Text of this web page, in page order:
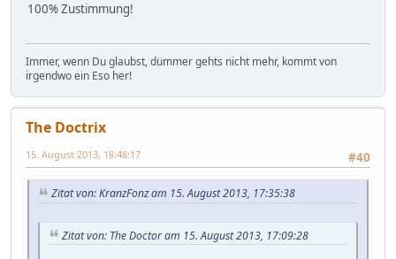
100% Zustimmung!
Immer, wenn Du glaubst, dümmer gehts nicht mehr, kommt von
irgendwo ein Eso her!
The Doctrix
#40
15. August 2013, 18:48:17
Zitat von: KranzFonz am 15. August 2013, 17:35:38
Zitat von: The Doctor am 15. August 2013, 17:09:28